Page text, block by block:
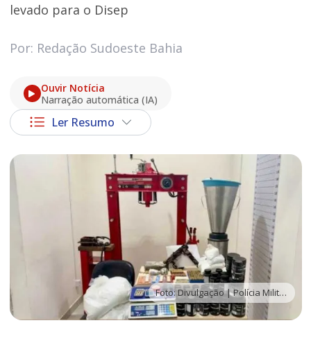
levado para o Disep
Por: Redação Sudoeste Bahia
Ouvir Notícia
Narração automática (IA)
Ler Resumo
Foto: Divulgação | Polícia Militar